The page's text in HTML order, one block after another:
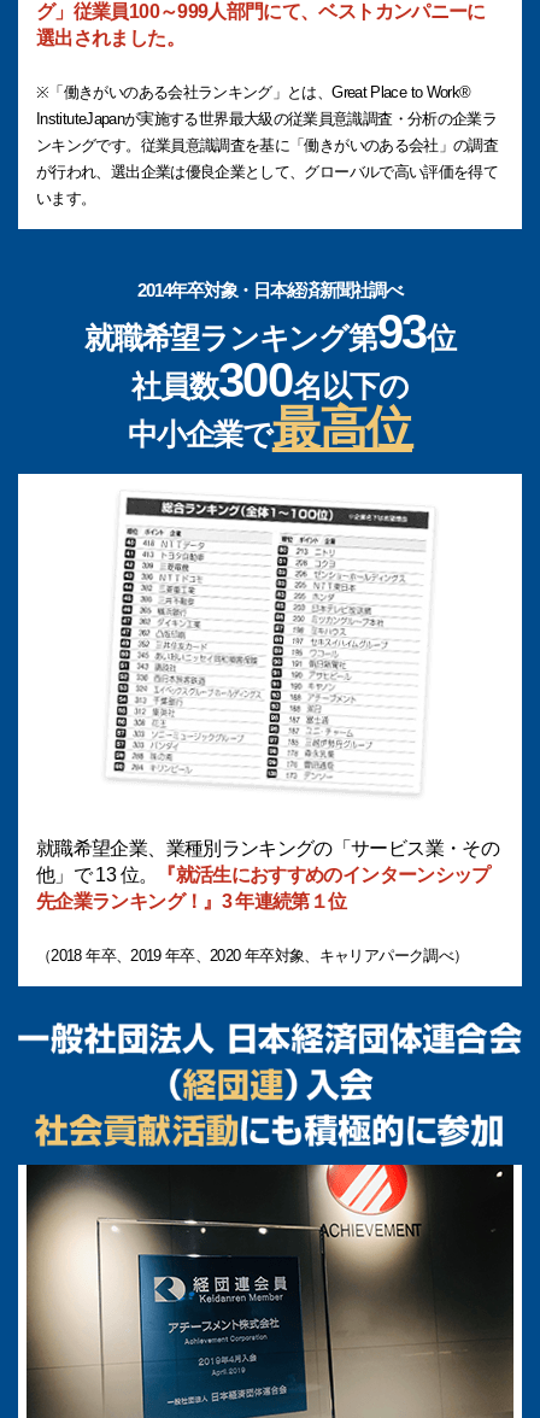
グ」従業員100～999人部門にて、ベストカンパニーに
選出されました。
※「働きがいのある会社ランキング」とは、Great Place to Work®
InstituteJapanが実施する世界最大級の従業員意識調査・分析の企業ラ
ンキングです。従業員意識調査を基に「働きがいのある会社」の調査
が行われ、選出企業は優良企業として、グローバルで高い評価を得て
います。
2014年卒対象・日本経済新聞社調べ
就職希望ランキング第93位
社員数300名以下の
中小企業で最高位
就職希望企業、業種別ランキングの「サービス業・その
他」で 13 位。
『就活生におすすめのインターンシップ
先企業ランキング！』3 年連続第１位
（2018 年卒、2019 年卒、2020 年卒対象、キャリアパーク調べ）